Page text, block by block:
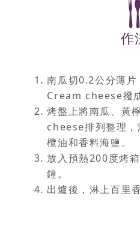
作
南瓜切0.2公分薄片
Cream cheese撥
烤盤上將南瓜、黃
cheese排列整理，
欖油和香料海鹽。
放入預熱200度烤
鐘。
出爐後，淋上百里